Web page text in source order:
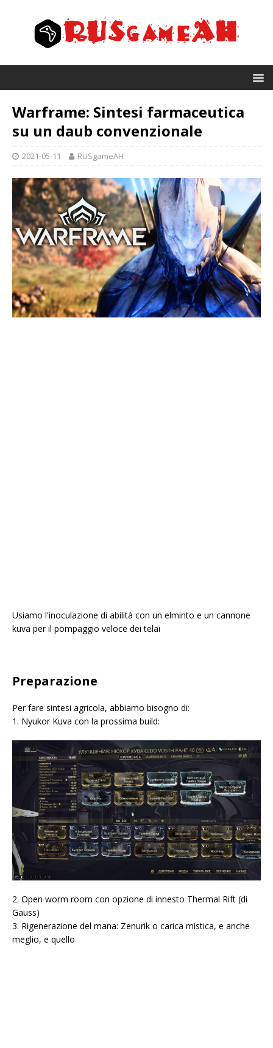
Warframe: Sintesi farmaceutica
su un daub convenzionale
2021-05-11 RUSgameAH
Usiamo l'inoculazione di abilità con un elminto e un cannone
kuva per il pompaggio veloce dei telai
Preparazione
Per fare sintesi agricola, abbiamo bisogno di:
1. Nyukor Kuva con la prossima build:
2. Open worm room con opzione di innesto Thermal Rift (di
Gauss)
3. Rigenerazione del mana: Zenurik o carica mistica, e anche
meglio, e quello